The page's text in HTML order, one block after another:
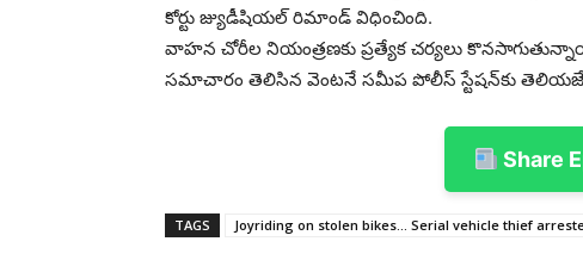
కోర్టు జ్యుడీషియల్ రిమాండ్ విధించింది.
వాహన చోరీల నియంత్రణకు ప్రత్యేక చర్యలు
సమాచారం తెలిసిన వెంటనే సమీప పోలీస్ స్టేషన్‌కు
Share
TAGS Joyriding on stolen bikes... Serial vehicle thief